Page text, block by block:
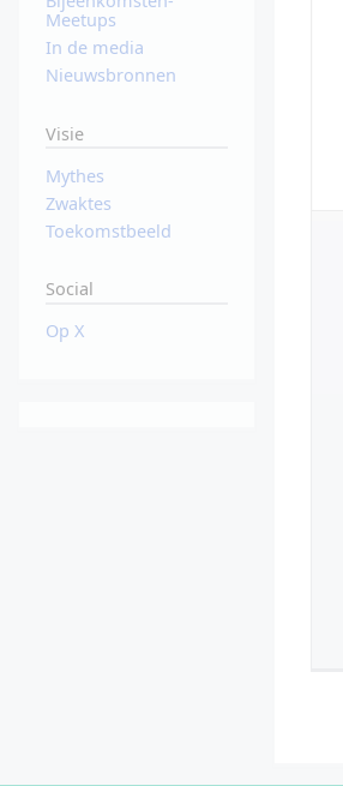
Meetups
In de media
Nieuwsbronnen
Visie
Mythes
Zwaktes
Toekomstbeeld
Social
Op X